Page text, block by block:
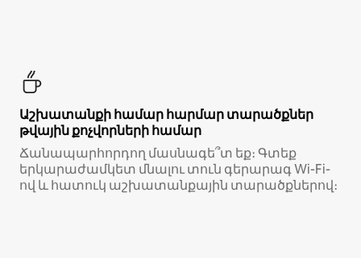
Աշխատանքի համար հարմար տարածքներ
թվային քոչվորների համար
Ճանապարհորդող մասնագե՞տ եք։ Գտեք
երկարաժամկետ մնալու տուն գերարագ Wi-Fi-
ով և հատուկ աշխատանքային տարածքներով։